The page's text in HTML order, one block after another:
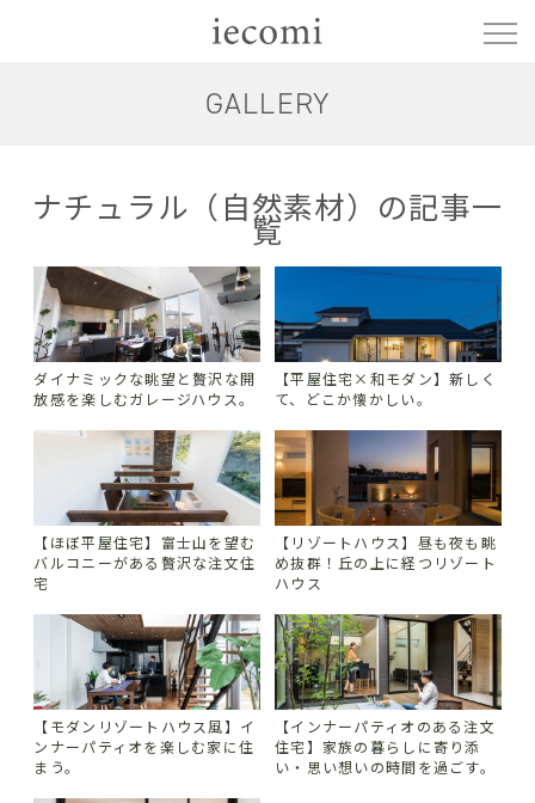
GALLERY
ナチュラル（自然素材）の記事一
覧
ダイナミックな眺望と贅沢な開
放感を楽しむガレージハウス。
【平屋住宅×和モダン】新しく
て、どこか懐かしい。
【ほぼ平屋住宅】富士山を望む
バルコニーがある贅沢な注文住
宅
【リゾートハウス】昼も夜も眺
め抜群！丘の上に経つリゾート
ハウス
【モダンリゾートハウス風】イ
ンナーパティオを楽しむ家に住
まう。
【インナーパティオのある注文
住宅】家族の暮らしに寄り添
い・思い想いの時間を過ごす。